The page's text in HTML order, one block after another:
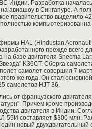
Индии. Разработка
авиашоу в Сингапуре. А
правительство выделило
HAL (Hindustan
прежде всего
на базе двигателя Snecma
K36CT. Сборка
самолет совершил 7
этого же года. Он стал
самолетов HJT-36.
от французского
Причем кроме
двигателя в Индии.
55И составляет $300 млн.
новый двухдвигательный